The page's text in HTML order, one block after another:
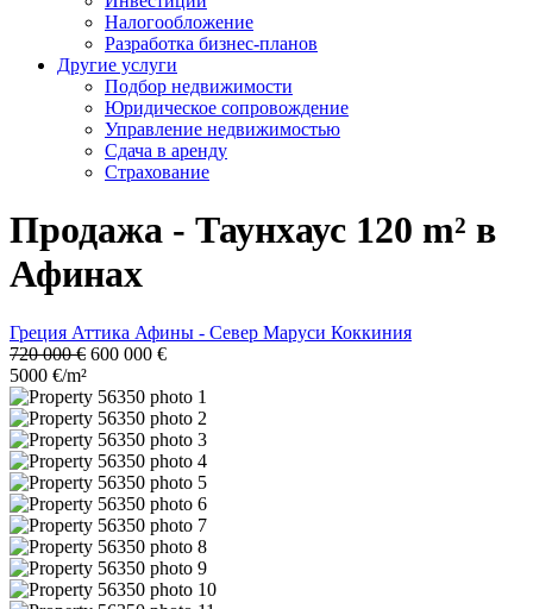
Налогообложение
Разработка бизнес-планов
Другие услуги
Подбор недвижимости
Юридическое сопровождение
Управление недвижимостью
Сдача в аренду
Страхование
Продажа - Таунхаус 120 m² в
Афинах
Греция Аттика Афины - Север Маруси Коккиния
720 000 € 600 000 €
5000 €/m²